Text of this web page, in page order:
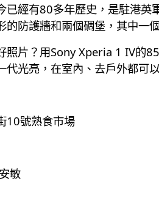
已經有80多年歷史，是駐港
的防護牆和兩個碉堡，其中一
照片？用Sony Xperia 1 IV的
代光亮，在室內、去戶外都可
10號熟食市場
敏